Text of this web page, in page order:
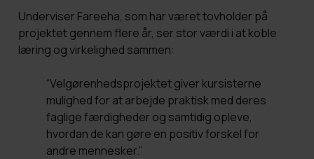
Underviser Fareeha, som har været tovholder på
projektet gennem flere år, ser stor værdi i at koble
læring og virkelighed sammen:
“Velgørenhedsprojektet giver kursisterne
mulighed for at arbejde praktisk med deres
faglige færdigheder og samtidig opleve,
hvordan de kan gøre en positiv forskel for
andre mennesker.”